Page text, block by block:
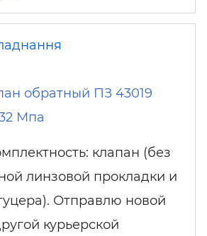
обратный ПЗ 43019
Мпа
клапан (без
линзовой прокладки и
Отправлю новой
курьерской